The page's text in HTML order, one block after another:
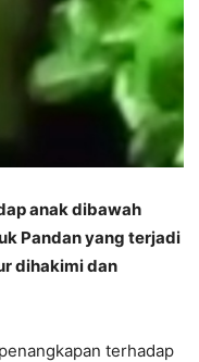
anak dibawah
Pandan yang terjadi
dihakimi dan
terhadap